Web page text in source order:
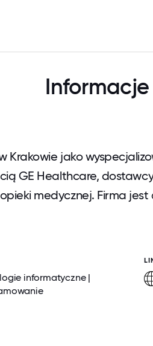
Krakowie jako
GE Healthcare,
medycznej. Firma
informatyczne |